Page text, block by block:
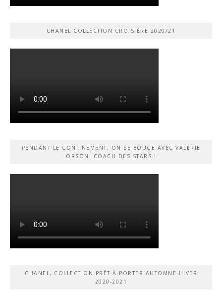
CHANEL COLLECTION CROISIÈRE 2020/21
PENDANT LE CONFINEMENT, ON SE BOUGE AVEC VALÉRIE
ORSONI COACH DES STARS !
CHANEL, COLLECTION PRÊT-À-PORTER AUTOMNE-HIVER
2020-2021